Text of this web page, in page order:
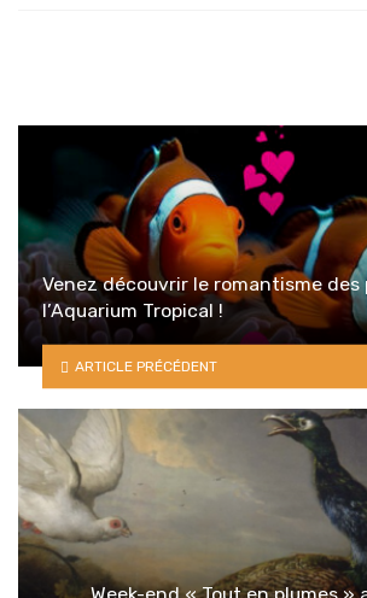
Venez découvrir le romantisme des
l’Aquarium Tropical !
ARTICLE PRÉCÉDENT